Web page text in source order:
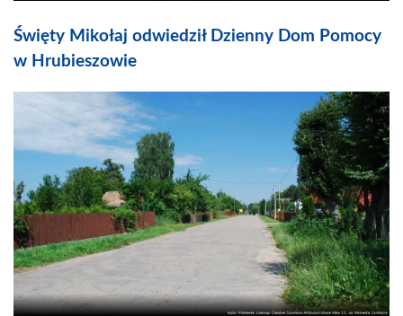
Święty Mikołaj odwiedził Dzienny Dom Pomocy
w Hrubieszowie